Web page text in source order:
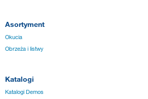
Asortyment
Okucia
Obrzeża i listwy
Katalogi
Katalogi Demos